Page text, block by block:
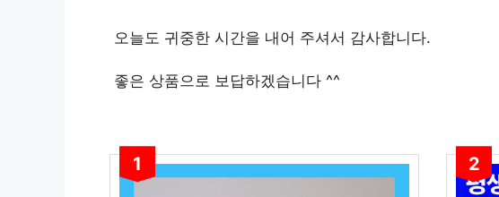
오늘도 귀중한 시간을 내어 주셔서 감사합니다.
좋은 상품으로 보답하겠습니다 ^^
1 2